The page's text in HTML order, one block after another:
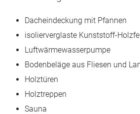
Dacheindeckung mit Pfannen
isolierverglaste Kunststoff-
Luftwärmewasserpumpe
Bodenbeläge aus Fliesen und
Holztüren
Holztreppen
Sauna